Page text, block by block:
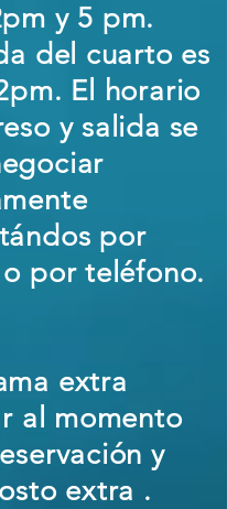
y 5 pm.
del cuarto es
El horario
y salida se
por
por teléfono.
extra
al momento
y
extra .